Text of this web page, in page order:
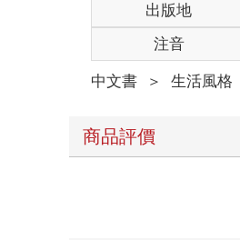
出版地
注音
中文書 ＞ 生活風格
商品評價